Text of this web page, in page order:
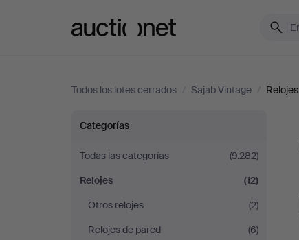
Todos los lotes cerrados / Sajab Vintage / Relojes
Relojes
en
Sajab
Vintage
Categorías
Todas las categorías
(9.282)
Relojes
(12)
Otros relojes
(2)
Relojes de pared
(6)